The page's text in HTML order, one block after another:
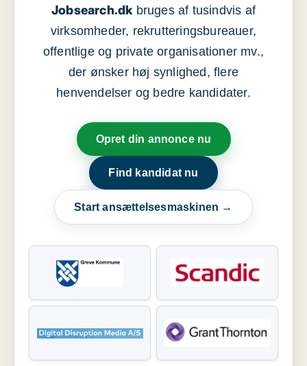
Jobsearch.dkbruges af tusindvis af
virksomheder, rekrutteringsbureauer,
offentlige og private organisationer mv.,
der ønsker høj synlighed, flere
henvendelser og bedre kandidater.
Opret din annonce nu
Find kandidat nu
Start ansættelsesmaskinen →